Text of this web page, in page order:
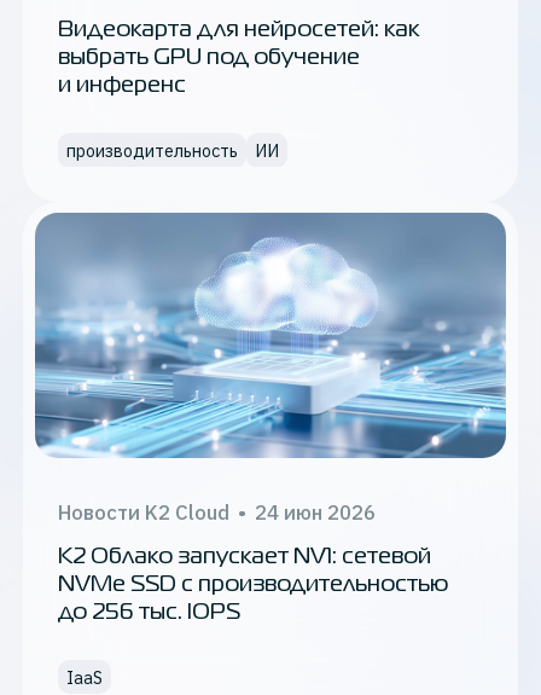
Видеокарта для нейросетей: как
выбрать GPU под обучение
и инференс
производительность ИИ
Новости K2 Cloud • 24 июн 2026
K2 Облако запускает NV1: сетевой
NVMe SSD с производительностью
до 256 тыс. IOPS
IaaS